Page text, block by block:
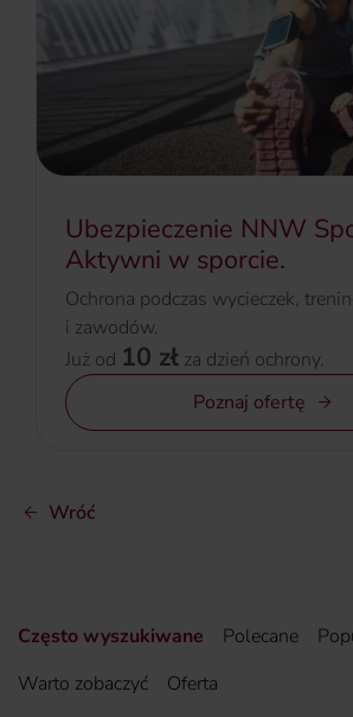
Ubezpieczenie NNW
Aktywni w sporcie.
Ochrona podczas wycieczek,
i zawodów.
Już od 10 zł za dzień ochrony.
Poznaj ofertę
Wróć
Często wyszukiwane Polecane
Warto zobaczyć
Oferta